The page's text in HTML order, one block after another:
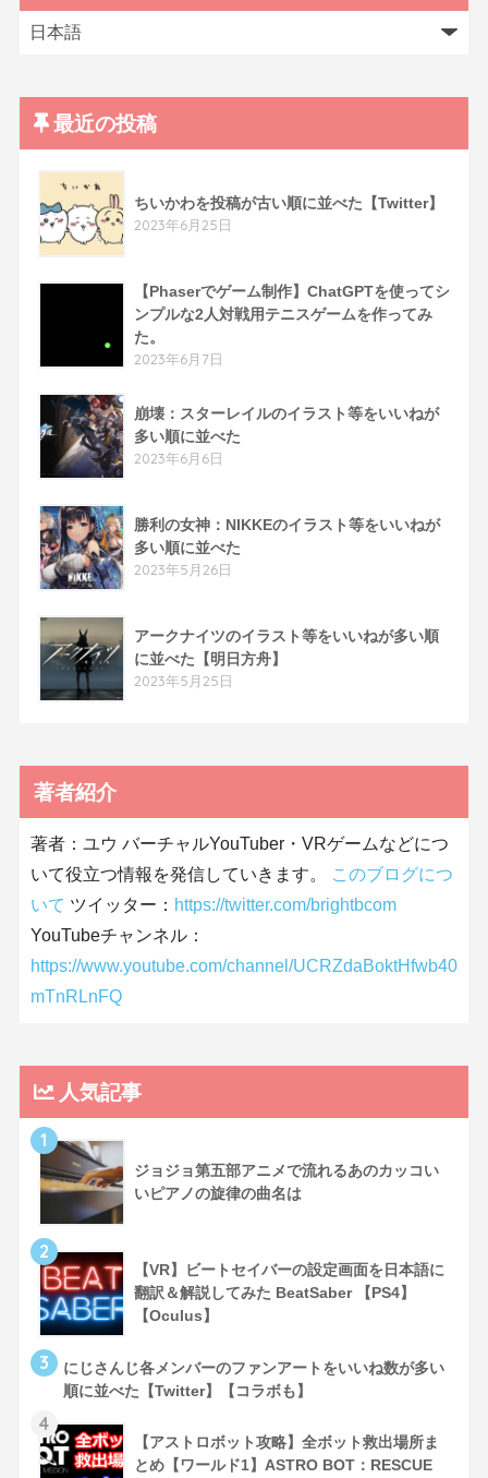
最近の投稿
ちいかわを投稿が古い順に並べた【Twitter】
2023年6月25日
【Phaserでゲーム制作】ChatGPTを使ってシ
ンプルな2人対戦用テニスゲームを作ってみ
た。
2023年6月7日
崩壊：スターレイルのイラスト等をいいねが
多い順に並べた
2023年6月6日
勝利の女神：NIKKEのイラスト等をいいねが
多い順に並べた
2023年5月26日
アークナイツのイラスト等をいいねが多い順
に並べた【明日方舟】
2023年5月25日
著者紹介
著者：ユウ バーチャルYouTuber・VRゲームなどにつ
いて役立つ情報を発信していきます。
このブログにつ
いて ツイッター： https://twitter.com/brightbcom
YouTubeチャンネル：
https://www.youtube.com/channel/UCRZdaBoktHfwb40
mTnRLnFQ
人気記事
1
ジョジョ第五部アニメで流れるあのカッコい
いピアノの旋律の曲名は
2
【VR】ビートセイバーの設定画面を日本語に
翻訳＆解説してみた BeatSaber 【PS4】
【Oculus】
3
にじさんじ各メンバーのファンアートをいいね数が多い
順に並べた【Twitter】【コラボも】
4
【アストロボット攻略】全ボット救出場所ま
とめ【ワールド1】ASTRO BOT：RESCUE